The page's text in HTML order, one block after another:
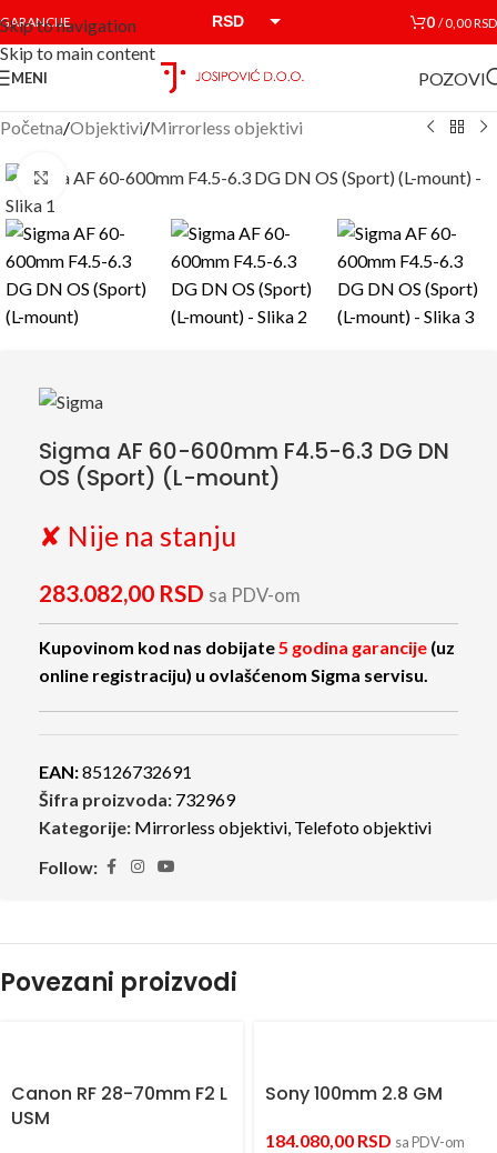
Skip to navigation
Skip to main content
GARANCIJE RSD 0 /0,00RSD
MENI POZOVI
Početna/Objektivi/Mirrorless objektivi
Click to enlarge
Sigma AF 60-600mm F4.5-6.3 DG DN
OS (Sport) (L-mount)
✘ Nije na stanju
283.082,00 RSD sa PDV-om
Kupovinom kod nas dobijate5 godina garancije (uz
online registraciju) u ovlašćenom Sigma servisu.
EAN:85126732691
Šifra proizvoda: 732969
Kategorije: Mirrorless objektivi, Telefoto objektivi
Follow:
Povezani proizvodi
Canon RF 28-70mm F2 L
USM
Sony 100mm 2.8 GM
184.080,00 RSD sa PDV-om